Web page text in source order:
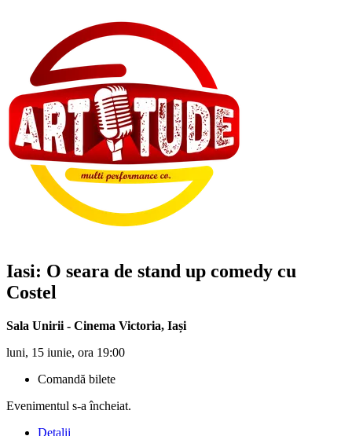
Iasi: O seara de stand up comedy cu
Costel
Sala Unirii - Cinema Victoria, Iași
luni, 15 iunie, ora 19:00
Comandă bilete
Evenimentul s-a încheiat.
Detalii